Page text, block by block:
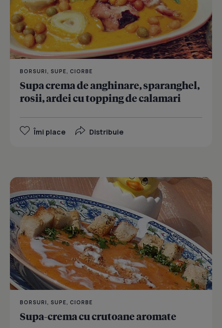
BORSURI, SUPE, CIORBE
Supa crema de anghinare, sparanghel,
rosii, ardei cu topping de calamari
Îmi place Distribuie
BORSURI, SUPE, CIORBE
Supa-crema cu crutoane aromate